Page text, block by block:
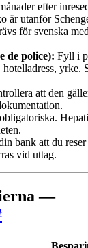
efter
är utanför
för svenska
de police): Fyll i
hotelladress, yrke.
att den
bank att du
vid uttag.
—